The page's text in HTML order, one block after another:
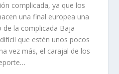
complicada, ya que los
una final europea una
la complicada Baja
que estén unos pocos
vez más, el carajal de los